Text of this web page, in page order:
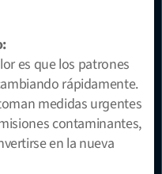
es que los patrones
rápidamente.
medidas urgentes
contaminantes,
en la nueva